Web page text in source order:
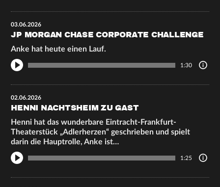
03.06.2026
JP MORGAN CHASE CORPORATE CHALLENGE
Anke hat heute einen Lauf.
1:30
02.06.2026
HENNI NACHTSHEIM ZU GAST
Henni hat das wunderbare Eintracht-Frankfurt-
Theaterstück „Adlerherzen“ geschrieben und spielt
darin die Hauptrolle, Anke ist…
1:25